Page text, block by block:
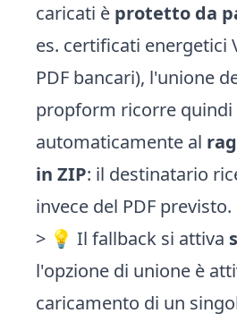
caricati è protetto da
es. certificati energetici
PDF bancari), l'unione
propform ricorre quindi
automaticamente al
in ZIP: il destinatario
invece del PDF previsto.
> 💡 Il fallback si attiva
l'opzione di unione è
caricamento di un